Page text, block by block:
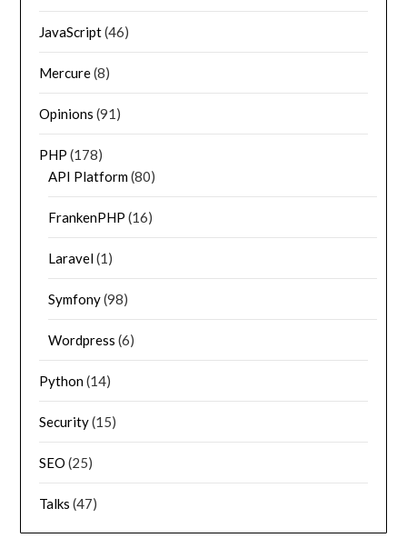
JavaScript(46)
Mercure(8)
Opinions (91)
PHP (178)
API Platform(80)
FrankenPHP (16)
Laravel(1)
Symfony(98)
Wordpress (6)
Python(14)
Security(15)
SEO (25)
Talks (47)